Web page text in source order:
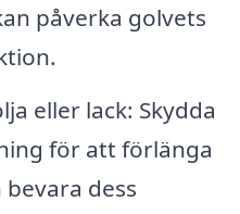
påverka golvets
eller lack: Skydda
för att förlänga
dess